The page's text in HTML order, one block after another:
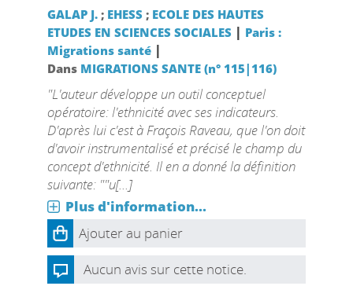
GALAP J.; EHESS; ECOLE DES HAUTES
ETUDES EN SCIENCES SOCIALES | Paris :
Migrations santé|
Dans MIGRATIONS SANTE (n° 115|116)
"L'auteur développe un outil conceptuel
opératoire: l'ethnicité avec ses indicateurs.
D'après lui c'est à Fraçois Raveau, que l'on doit
d'avoir instrumentalisé et précisé le champ du
concept d'ethnicité. Il en a donné la définition
suivante: ""u[...]
Plus d'information...
Ajouter au panier
Aucun avis sur cette notice.